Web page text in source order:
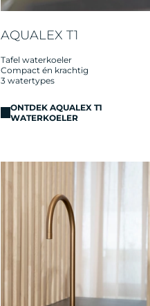
AQUALEX T1
Tafel waterkoeler
Compact én krachtig
3 watertypes
ONTDEK AQUALEX T1
WATERKOELER